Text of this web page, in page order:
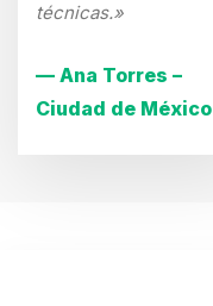
técnicas.»
— Ana Torres –
Ciudad de México